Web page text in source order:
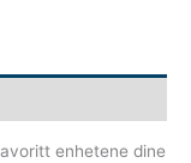
enhetene dine